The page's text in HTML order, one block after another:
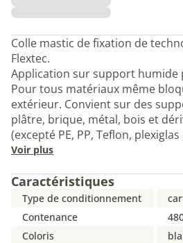
Colle mastic de fixation de
Flextec.
Application sur support humide
Pour tous matériaux même
extérieur. Convient sur des
plâtre, brique, métal, bois et
(excepté PE, PP, Teflon,
Voir plus
Caractéristiques
Type de conditionnement
Contenance
Coloris